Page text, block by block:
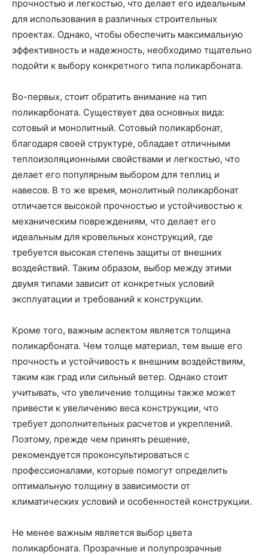
прочностью и легкостью, что делает его идеальным
для использования в различных строительных
проектах. Однако, чтобы обеспечить максимальную
эффективность и надежность, необходимо тщательно
подойти к выбору конкретного типа поликарбоната.
Во-первых, стоит обратить внимание на тип
поликарбоната. Существует два основных вида:
сотовый и монолитный. Сотовый поликарбонат,
благодаря своей структуре, обладает отличными
теплоизоляционными свойствами и легкостью, что
делает его популярным выбором для теплиц и
навесов. В то же время, монолитный поликарбонат
отличается высокой прочностью и устойчивостью к
механическим повреждениям, что делает его
идеальным для кровельных конструкций, где
требуется высокая степень защиты от внешних
воздействий. Таким образом, выбор между этими
двумя типами зависит от конкретных условий
эксплуатации и требований к конструкции.
Кроме того, важным аспектом является толщина
поликарбоната. Чем толще материал, тем выше его
прочность и устойчивость к внешним воздействиям,
таким как град или сильный ветер. Однако стоит
учитывать, что увеличение толщины также может
привести к увеличению веса конструкции, что
требует дополнительных расчетов и укреплений.
Поэтому, прежде чем принять решение,
рекомендуется проконсультироваться с
профессионалами, которые помогут определить
оптимальную толщину в зависимости от
климатических условий и особенностей конструкции.
Не менее важным является выбор цвета
поликарбоната. Прозрачные и полупрозрачные